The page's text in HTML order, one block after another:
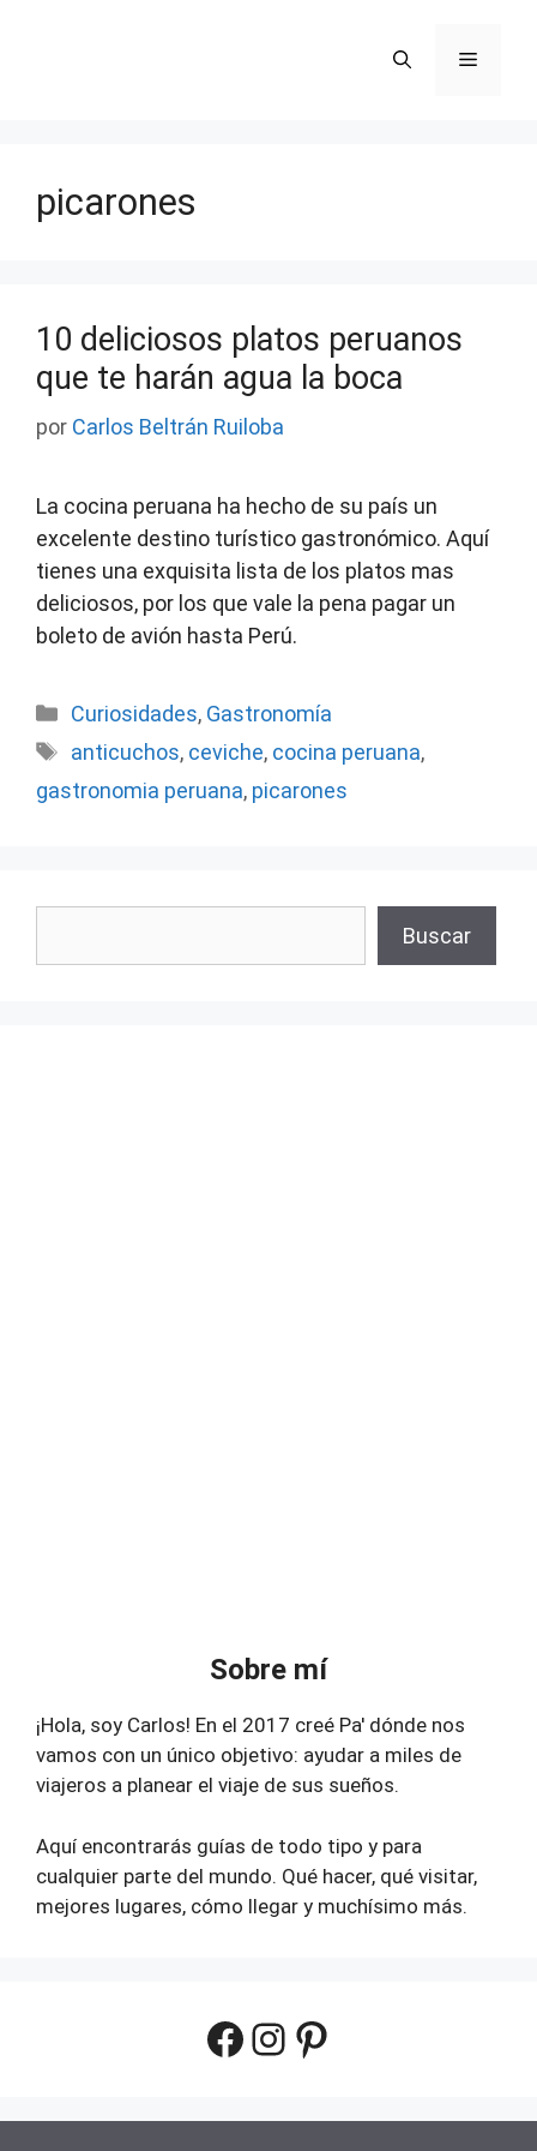
Menú
picarones
10 deliciosos platos peruanos
que te harán agua la boca
por Carlos Beltrán Ruiloba
La cocina peruana ha hecho de su país un
excelente destino turístico gastronómico. Aquí
tienes una exquisita lista de los platos mas
deliciosos, por los que vale la pena pagar un
boleto de avión hasta Perú.
Categorías
Curiosidades, Gastronomía
Etiquetas
anticuchos, ceviche, cocina peruana,
gastronomia peruana, picarones
Buscar
Sobre mí
¡Hola, soy Carlos! En el 2017 creé Pa' dónde nos
vamos con un único objetivo: ayudar a miles de
viajeros a planear el viaje de sus sueños.
Aquí encontrarás guías de todo tipo y para
cualquier parte del mundo. Qué hacer, qué visitar,
mejores lugares, cómo llegar y muchísimo más.
Facebook
Instagram
Pinterest